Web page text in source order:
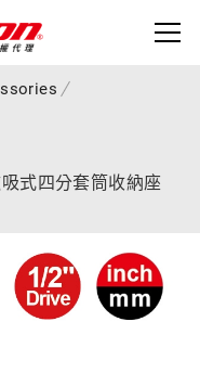
式四分套筒收納座